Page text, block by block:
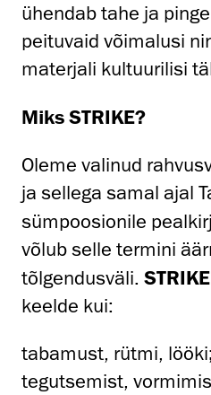
ühendab tahe ja
peituvaid võimalusi
materjali kultuurilisi
Miks STRIKE?
Oleme valinud
ja sellega samal ajal
sümpoosionile
võlub selle termini
tõlgendusväli.
keelde kui:
tabamust, rütmi, lööki;
tegutsemist,